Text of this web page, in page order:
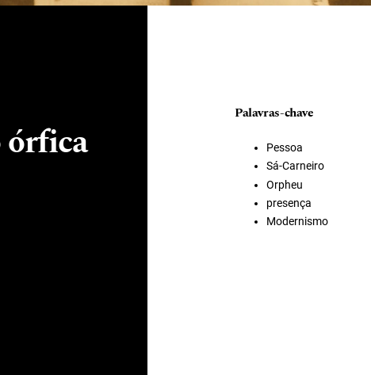
órfica
Palavras-chave
Pessoa
Sá-Carneiro
Orpheu
presença
Modernismo